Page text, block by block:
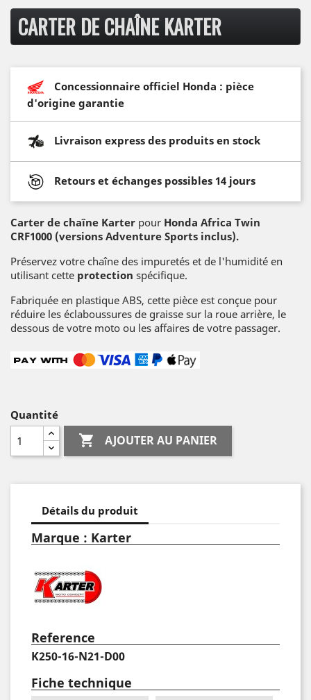
CARTER DE CHAÎNE KARTER
Concessionnaire officiel Honda : pièce
d'origine garantie
Livraison express des produits en stock
Retours et échanges possibles 14 jours
Carter de chaîne Karter pour Honda Africa Twin
CRF1000 (versions Adventure Sports inclus).
Préservez votre chaîne des impuretés et de l'humidité en
utilisant cette protection spécifique.
Fabriquée en plastique ABS, cette pièce est conçue pour
réduire les éclaboussures de graisse sur la roue arrière, le
dessous de votre moto ou les affaires de votre passager.
Quantité
 AJOUTER AU PANIER
Détails du produit
Marque : Karter
Reference
K250-16-N21-D00
Fiche technique